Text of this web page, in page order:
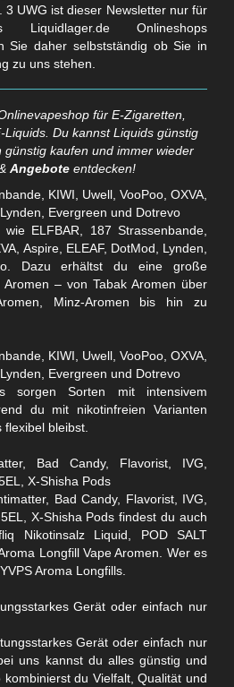
3 UWG ist dieser Newsletter nur für
Liquidlager.de Onlineshops
Sie daher selbstständig ob Sie in
zu uns stehen.
für E-Zigaretten,
Du kannst Liquids günstig
günstig kaufen und immer wieder
Angebote entdecken!
ELFBAR, 187 Strassenbande,
Aspire, ELEAF, DotMod, Lynden,
Dazu erhältst du eine große
– von Tabak Aromen über
Minz-Aromen bis hin zu
sorgen Sorten mit intensivem
du mit nikotinfreien Varianten
bleibst.
Bad Candy, Flavorist, IVG,
X-Shisha Pods findest du auch
Nikotinsalz Liquid, POD SALT
Longfill Vape Aromen. Wer es
Aroma Longfills.
Gerät oder einfach nur
uns kannst du alles günstig und
du Vielfalt, Qualität und